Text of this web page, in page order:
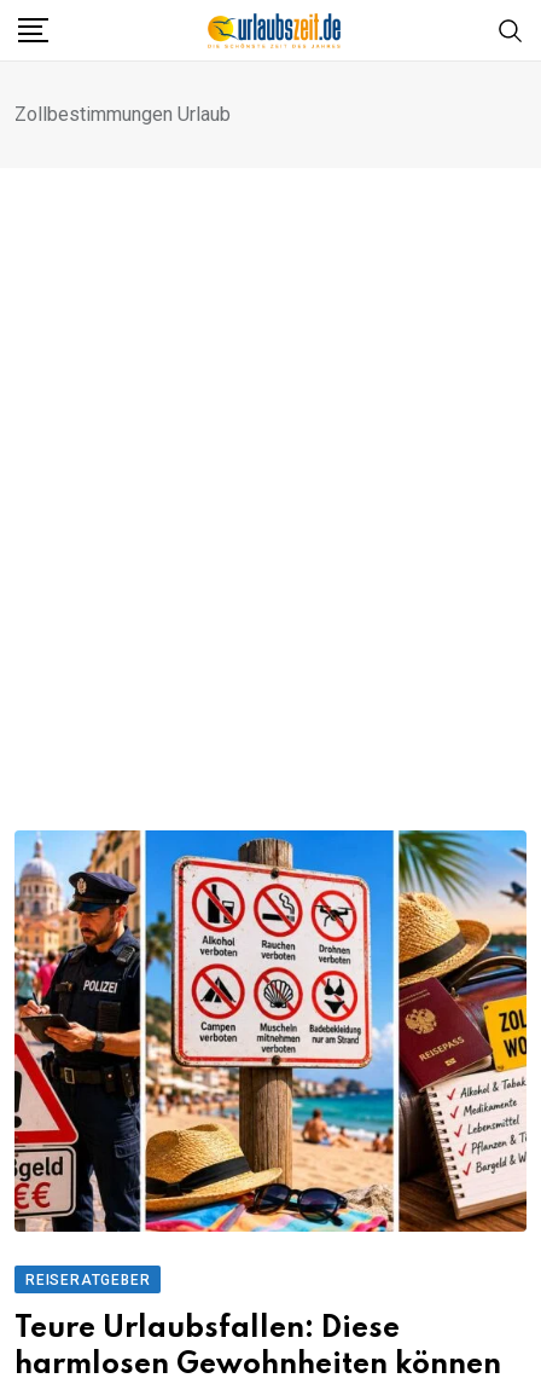
Skip
Zollbestimmungen Urlaub
REISERATGEBER
Teure Urlaubsfallen: Diese
harmlosen Gewohnheiten können